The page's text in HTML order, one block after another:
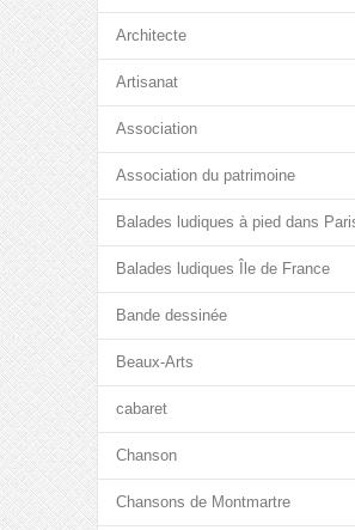
Architecte
Artisanat
Association
Association du patrimoine
Balades ludiques à pied dans
Balades ludiques Île de France
Bande dessinée
Beaux-Arts
cabaret
Chanson
Chansons de Montmartre